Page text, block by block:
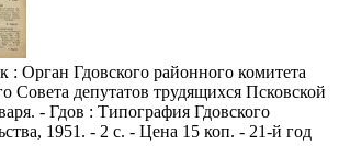
: Орган Гдовского районного комитета
депутатов трудящихся Псковской
- Гдов : Типография Гдовского
1951. - 2 с. - Цена 15 коп. - 21-й год